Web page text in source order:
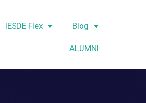
IESDE Flex Blog
ALUMNI